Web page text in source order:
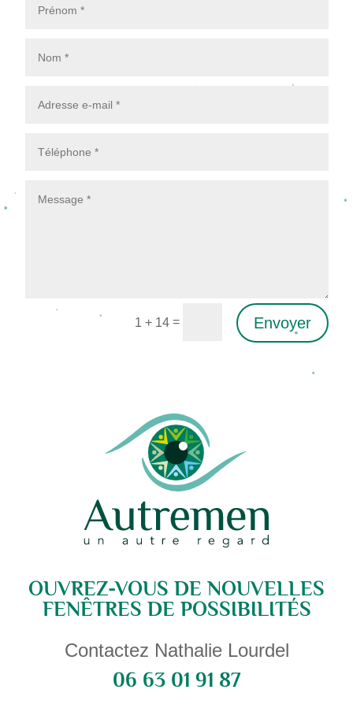
1 + 14= Envoyer
OUVREZ-VOUS DE NOUVELLES
FENÊTRES DE POSSIBILITÉS
Contactez Nathalie Lourdel
06 63 01 91 87